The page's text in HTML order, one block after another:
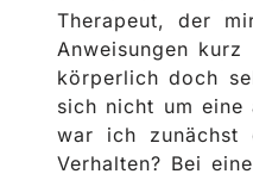
Therapeut, der
Anweisungen
körperlich doch
sich nicht um eine
war ich zunächst
Verhalten? Bei